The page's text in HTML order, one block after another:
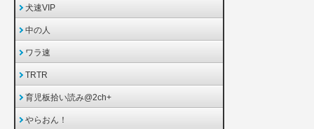
犬速VIP
中の人
ワラ速
TRTR
育児板拾い読み@2ch+
やらおん！